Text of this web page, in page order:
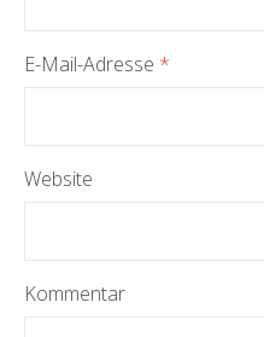
E-Mail-Adresse *
Website
Kommentar